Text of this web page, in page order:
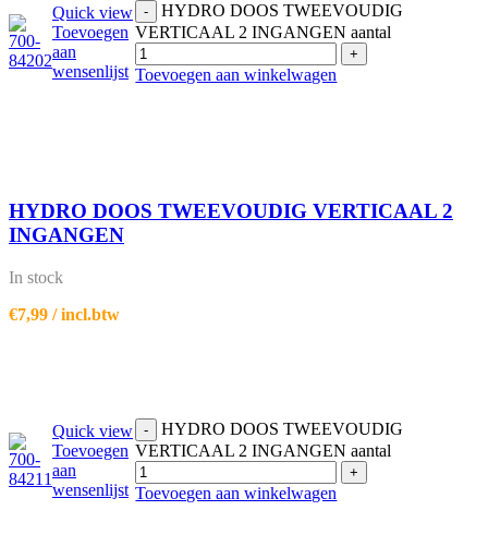
Quick view
Toevoegen
aan
wensenlijst
-
HYDRO DOOS TWEEVOUDIG
VERTICAAL 2 INGANGEN aantal
+
Toevoegen aan winkelwagen
HYDRO DOOS TWEEVOUDIG VERTICAAL 2
INGANGEN
In stock
€7,99 / incl.btw
Quick view
Toevoegen
aan
wensenlijst
-
HYDRO DOOS TWEEVOUDIG
VERTICAAL 2 INGANGEN aantal
+
Toevoegen aan winkelwagen